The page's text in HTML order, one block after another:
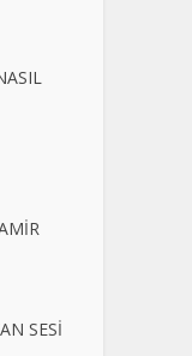
SESİ